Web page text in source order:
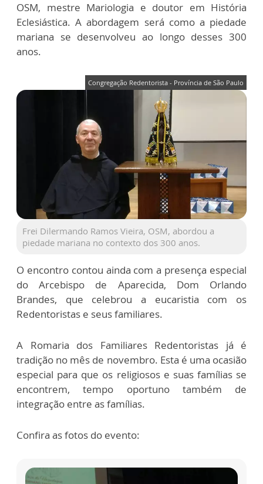
OSM, mestre Mariologia e doutor em História
Eclesiástica. A abordagem será como a piedade
mariana se desenvolveu ao longo desses 300
anos.
Congregação Redentorista - Província de São Paulo
Frei Dilermando Ramos Vieira, OSM, abordou a
piedade mariana no contexto dos 300 anos.
O encontro contou ainda com a presença especial
do Arcebispo de Aparecida, Dom Orlando
Brandes, que celebrou a eucaristia com os
Redentoristas e seus familiares.
A Romaria dos Familiares Redentoristas já é
tradição no mês de novembro. Esta é uma ocasião
especial para que os religiosos e suas famílias se
encontrem, tempo oportuno também de
integração entre as famílias.
Confira as fotos do evento: